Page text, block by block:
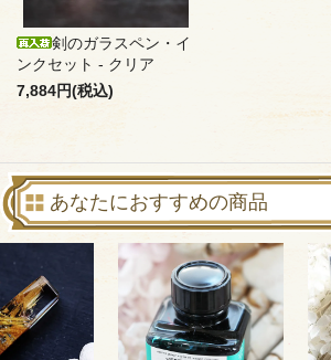
剣のガラスペン・イ
ンクセット - クリア
7,884円(税込)
あなたにおすすめの商品